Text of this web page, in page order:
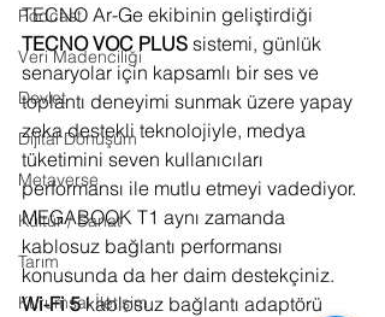
Podcast
Veri Madenciliği
Devlet
Dijital Dönüşüm
Metaverse
Kültür / Sanat
Tarım
Kurumsal İletişim
TECNO Ar-Ge ekibinin geliştirdiği
TECNO VOC PLUS sistemi, günlük
senaryolar için kapsamlı bir ses ve
toplantı deneyimi sunmak üzere yapay
zeka destekli teknolojiyle, medya
tüketimini seven kullanıcıları
performansı ile mutlu etmeyi vadediyor.
MEGABOOK T1 aynı zamanda
kablosuz bağlantı performansı
konusunda da her daim destekçiniz.
Wi-Fi 5 kablosuz bağlantı adaptörü